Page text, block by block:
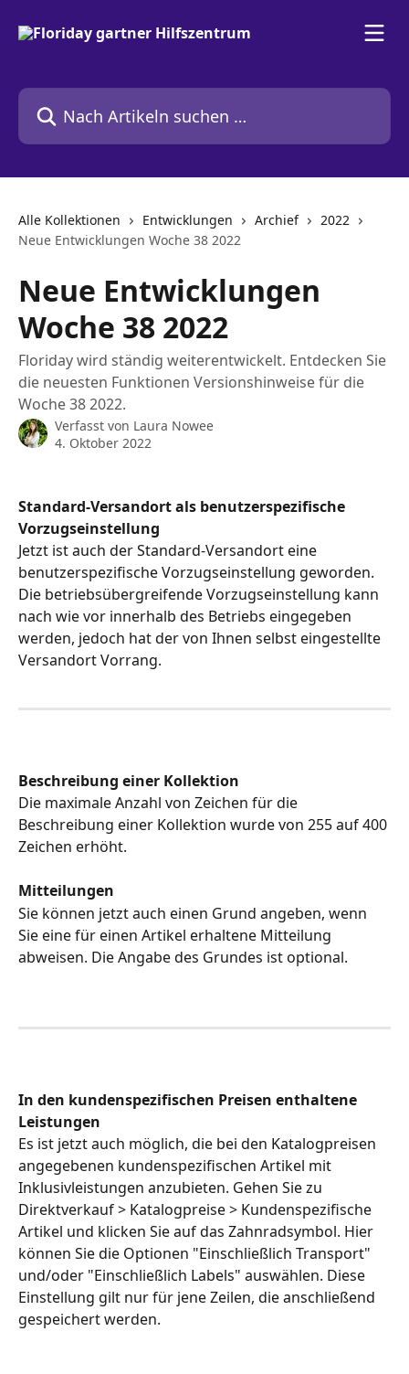
Nach Artikeln suchen …
Alle Kollektionen Entwicklungen Archief
2022
Neue Entwicklungen Woche 38 2022
Neue Entwicklungen
Woche 38 2022
Floriday wird ständig weiterentwickelt. Entdecken Sie
die neuesten Funktionen Versionshinweise für die
Woche 38 2022.
Verfasst von Laura Nowee
4. Oktober 2022
Standard-Versandort als benutzerspezifische
Vorzugseinstellung
Jetzt ist auch der Standard-Versandort eine
benutzerspezifische Vorzugseinstellung geworden.
Die betriebsübergreifende Vorzugseinstellung kann
nach wie vor innerhalb des Betriebs eingegeben
werden, jedoch hat der von Ihnen selbst eingestellte
Versandort Vorrang.
Beschreibung einer Kollektion
Die maximale Anzahl von Zeichen für die
Beschreibung einer Kollektion wurde von 255 auf 400
Zeichen erhöht.
Mitteilungen
Sie können jetzt auch einen Grund angeben, wenn
Sie eine für einen Artikel erhaltene Mitteilung
abweisen. Die Angabe des Grundes ist optional.
In den kundenspezifischen Preisen enthaltene
Leistungen
Es ist jetzt auch möglich, die bei den Katalogpreisen
angegebenen kundenspezifischen Artikel mit
Inklusivleistungen anzubieten. Gehen Sie zu
Direktverkauf > Katalogpreise > Kundenspezifische
Artikel und klicken Sie auf das Zahnradsymbol. Hier
können Sie die Optionen "Einschließlich Transport"
und/oder "Einschließlich Labels" auswählen. Diese
Einstellung gilt nur für jene Zeilen, die anschließend
gespeichert werden.